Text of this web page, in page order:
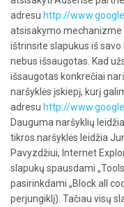
adresu http://
atsisakymo mechanizme
ištrinsite slapukus iš
nebus išsaugotas. Kad
išsaugotas konkrečiai
naršyklės įskiepį, kurį
adresu http://
Dauguma naršyklių
tikros naršyklės leidžia
Pavyzdžiui, Internet
slapukų spausdami
pasirinkdami „Block all
perjungiklį). Tačiau visų